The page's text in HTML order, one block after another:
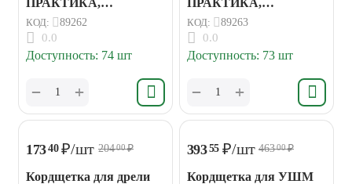
ПРАКТИКА,
радиальная витая
125*22мм
КОД: 89262
0.0
Доступность: 74 шт
+
−
ПРАКТИКА,
радиальная с наклоном
витая 125мм М14
КОД: 89263
0.0
Доступность: 73 шт
+
−
17340 ₽/шт 20400₽
Кордщетка для дрели
39355 ₽/шт 46300₽
Кордщетка для УШМ